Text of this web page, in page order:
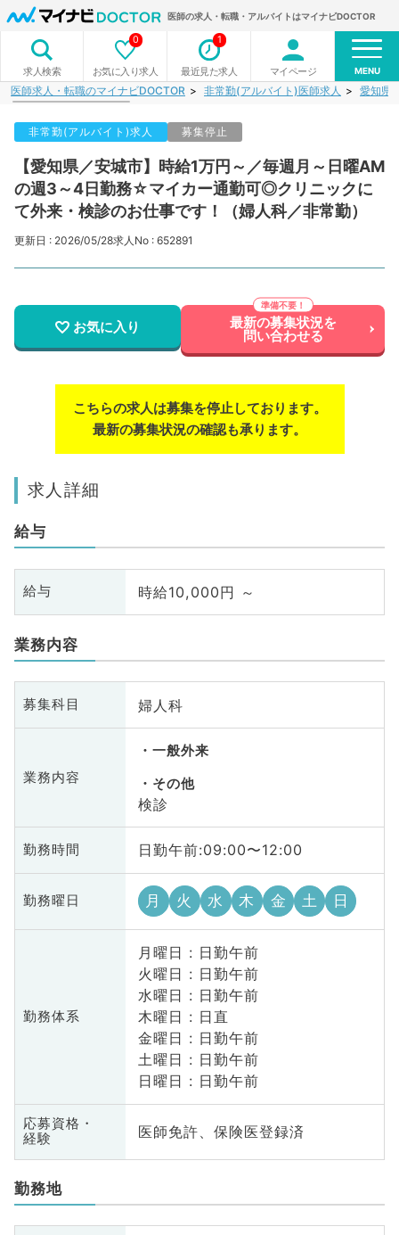
医師の求人・転職・アルバイトはマイナビDOCTOR
求人検索 お気に入り求人
0
最近見た求人
1
マイページ MENU
医師求人・転職のマイナビDOCTOR 非常勤(アルバイト)医師求人 愛知県
非常勤(アルバイト)求人 募集停止
【愛知県／安城市】時給1万円～／毎週月～日曜AM
の週3～4日勤務☆マイカー通勤可◎クリニックに
て外来・検診のお仕事です！（婦人科／非常勤）
更新日 : 2026/05/28求人No : 652891
お気に入り 最新の募集状況を
問い合わせる
こちらの求人は募集を停止しております。
最新の募集状況の確認も承ります。
求人詳細
給与
給与 時給10,000円 ～
業務内容
募集科目 婦人科
業務内容
一般外来
その他
検診
勤務時間 日勤午前:09:00〜12:00
勤務曜日 月 火 水 木 金 土 日
勤務体系
月曜日 : 日勤午前
火曜日 : 日勤午前
水曜日 : 日勤午前
木曜日 : 日直
金曜日 : 日勤午前
土曜日 : 日勤午前
日曜日 : 日勤午前
応募資格・
経験
医師免許、保険医登録済
勤務地